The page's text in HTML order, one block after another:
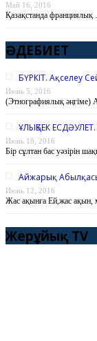
Май 16, 2016
Қазақстанда
ӘДЕБИЕТ
БҮРКІТ. Ақселеу
Июнь 5, 2016
(Этнографиялық
ҰЛЫҚБЕК
Июнь 18, 2016
Бір сұлтан бас уәзірін
Айжарық
Июнь 12, 2016
Жас ақынға Ей,жас ақын,
Жерұйық TV